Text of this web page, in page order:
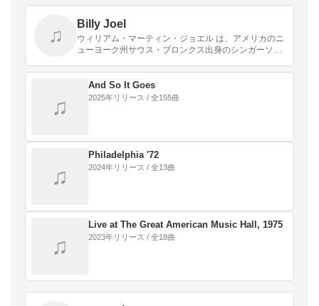
♫
Billy Joel
ウィリアム・マーティン・ジョエル は、アメリカのニ
ューヨーク州サウス・ブロンクス出身のシンガーソン
ロディと、都会的なアダルト・コンテンポラリー・サ
ウンド…
♫
And So It Goes
2025年リリース / 全155曲
♫
Philadelphia '72
2024年リリース / 全13曲
♫
Live at The Great American Music Hall, 1975
2023年リリース / 全18曲